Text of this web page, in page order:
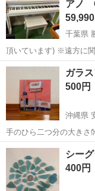
アノ
59,990
千葉県
頂いています) ※遠
応になりま…
千葉 八千代市
ガラ
500円
沖縄県
手のひら二つ分の大きさ
沖縄 那覇市 安里
シー
400円